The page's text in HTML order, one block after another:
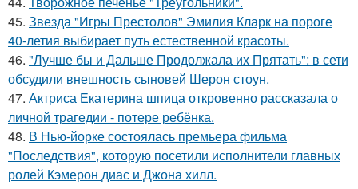
45. Звезда "Игры Престолов" Эмилия Кларк на пороге
40-летия выбирает путь естественной красоты.
46. "Лучше бы и Дальше Продолжала их Прятать": в сети
обсудили внешность сыновей Шерон стоун.
47. Актриса Екатерина шпица откровенно рассказала о
личной трагедии - потере ребёнка.
48. В Нью-йорке состоялась премьера фильма
"Последствия", которую посетили исполнители главных
ролей Кэмерон диас и Джона хилл.